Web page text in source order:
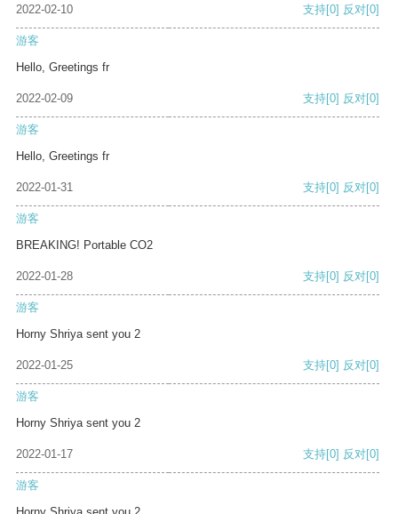
2022-02-10 支持[0] 反对[0]
游客
Hello, Greetings fr
2022-02-09 支持[0] 反对[0]
游客
Hello, Greetings fr
2022-01-31 支持[0] 反对[0]
游客
BREAKING! Portable CO2
2022-01-28 支持[0] 反对[0]
游客
Horny Shriya sent you 2
2022-01-25 支持[0] 反对[0]
游客
Horny Shriya sent you 2
2022-01-17 支持[0] 反对[0]
游客